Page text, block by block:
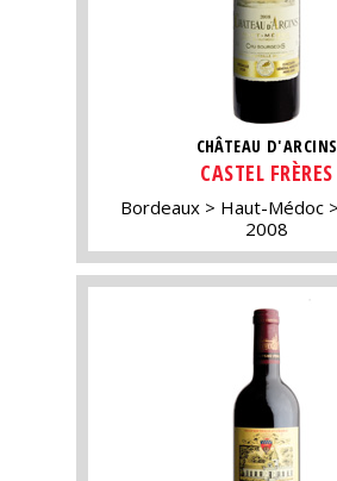
CHÂTEAU D'ARCINS
CASTEL FRÈRES
Bordeaux Haut-Médoc
2008